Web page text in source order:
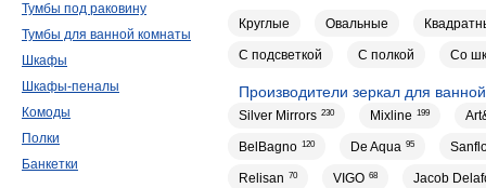
Круглые Овальные
С подсветкой С полкой Со
Производители зеркал для
Silver Mirrors 230 Mixline 199
BelBagno 120 De Aqua 95
Relisan 70 VIGO 68 Jacob
Тумбы под раковину
Тумбы для ванной комнаты
Шкафы
Шкафы-пеналы
Комоды
Полки
Банкетки